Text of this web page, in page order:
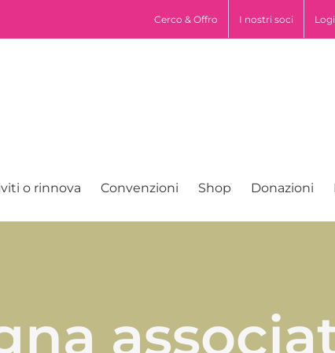
Cerco & Offro I nostri soci
o rinnova Convenzioni Shop Donazioni